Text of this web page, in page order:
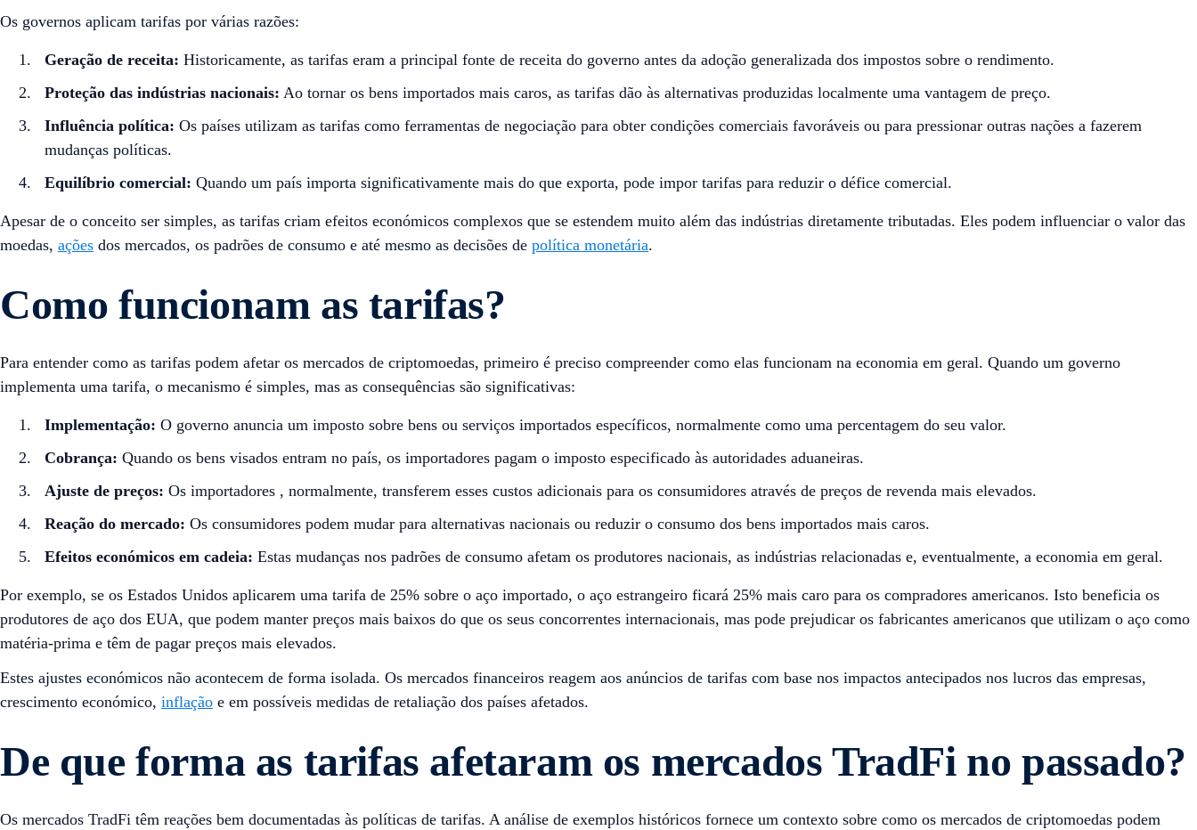
Os governos aplicam tarifas por várias razões:
Geração de receita: Historicamente, as tarifas eram a principal fonte de receita do governo antes da adoção generalizada dos impostos sobre o rendimento.
Proteção das indústrias nacionais: Ao tornar os bens importados mais caros, as tarifas dão às alternativas produzidas localmente uma vantagem de preço.
Influência política: Os países utilizam as tarifas como ferramentas de negociação para obter condições comerciais favoráveis ou para pressionar outras nações a fazerem
mudanças políticas.
Equilíbrio comercial: Quando um país importa significativamente mais do que exporta, pode impor tarifas para reduzir o défice comercial.
Apesar de o conceito ser simples, as tarifas criam efeitos económicos complexos que se estendem muito além das indústrias diretamente tributadas. Eles podem influenciar o valor das
moedas, ações dos mercados, os padrões de consumo e até mesmo as decisões de política monetária.
Como funcionam as tarifas?
Para entender como as tarifas podem afetar os mercados de criptomoedas, primeiro é preciso compreender como elas funcionam na economia em geral. Quando um governo
implementa uma tarifa, o mecanismo é simples, mas as consequências são significativas:
Implementação: O governo anuncia um imposto sobre bens ou serviços importados específicos, normalmente como uma percentagem do seu valor.
Cobrança: Quando os bens visados entram no país, os importadores pagam o imposto especificado às autoridades aduaneiras.
Ajuste de preços: Os importadores , normalmente, transferem esses custos adicionais para os consumidores através de preços de revenda mais elevados.
Reação do mercado: Os consumidores podem mudar para alternativas nacionais ou reduzir o consumo dos bens importados mais caros.
Efeitos económicos em cadeia: Estas mudanças nos padrões de consumo afetam os produtores nacionais, as indústrias relacionadas e, eventualmente, a economia em geral.
Por exemplo, se os Estados Unidos aplicarem uma tarifa de 25% sobre o aço importado, o aço estrangeiro ficará 25% mais caro para os compradores americanos. Isto beneficia os
produtores de aço dos EUA, que podem manter preços mais baixos do que os seus concorrentes internacionais, mas pode prejudicar os fabricantes americanos que utilizam o aço como
matéria-prima e têm de pagar preços mais elevados.
Estes ajustes económicos não acontecem de forma isolada. Os mercados financeiros reagem aos anúncios de tarifas com base nos impactos antecipados nos lucros das empresas,
crescimento económico, inflação e em possíveis medidas de retaliação dos países afetados.
De que forma as tarifas afetaram os mercados TradFi no passado?
Os mercados TradFi têm reações bem documentadas às políticas de tarifas. A análise de exemplos históricos fornece um contexto sobre como os mercados de criptomoedas podem